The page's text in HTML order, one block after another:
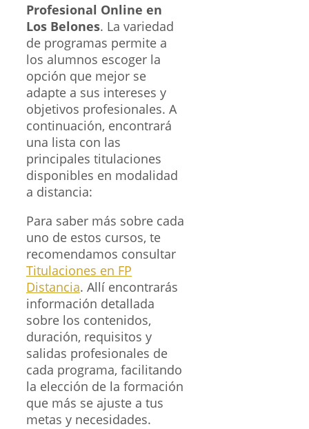
Profesional Online en
Los Belones. La variedad
de programas permite a
los alumnos escoger la
opción que mejor se
adapte a sus intereses y
objetivos profesionales. A
continuación, encontrará
una lista con las
principales titulaciones
disponibles en modalidad
a distancia:
Para saber más sobre cada
uno de estos cursos, te
recomendamos consultar
Titulaciones en FP
Distancia. Allí encontrarás
información detallada
sobre los contenidos,
duración, requisitos y
salidas profesionales de
cada programa, facilitando
la elección de la formación
que más se ajuste a tus
metas y necesidades.